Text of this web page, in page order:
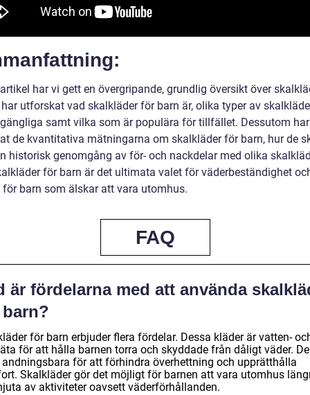
har vi gett en övergripande, grundlig översikt över
utforskat vad skalkläder för barn är, olika typer av
samt vilka som är populära för tillfället. Dessutom
de kvantitativa mätningarna om skalkläder för barn, hur de
historisk genomgång av för- och nackdelar med olika
för barn är det ultimata valet för väderbeständighet
barn som älskar att vara utomhus.
FAQ
är fördelarna med att använda
för barn erbjuder flera fördelar. Dessa kläder är vatten-
för att hålla barnen torra och skyddade från dåligt väder.
andningsbara för att förhindra överhettning och upprätthålla
Skalkläder gör det möjligt för barnen att vara utomhus
av aktiviteter oavsett väderförhållanden.